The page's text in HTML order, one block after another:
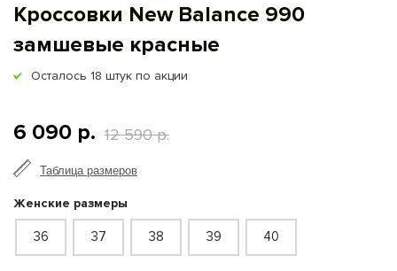
Кроссовки New Balance 990
замшевые красные
Осталось 18 штук по акции
6 090 р. 12 590 р.
Таблица размеров
Женские размеры
36 37 38 39 40